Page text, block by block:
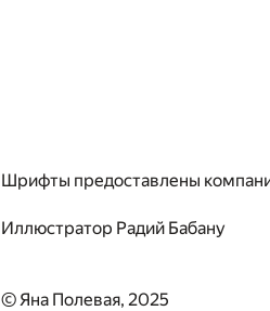
Шрифты предоставлены
Иллюстратор Радий Бабану
© Яна Полевая, 2025